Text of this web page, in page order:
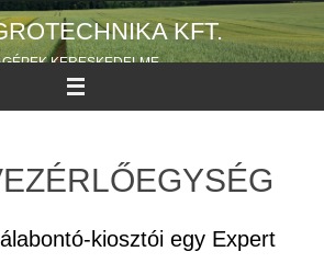
KFT.
KERESKEDELME
kiosztói egy Expert